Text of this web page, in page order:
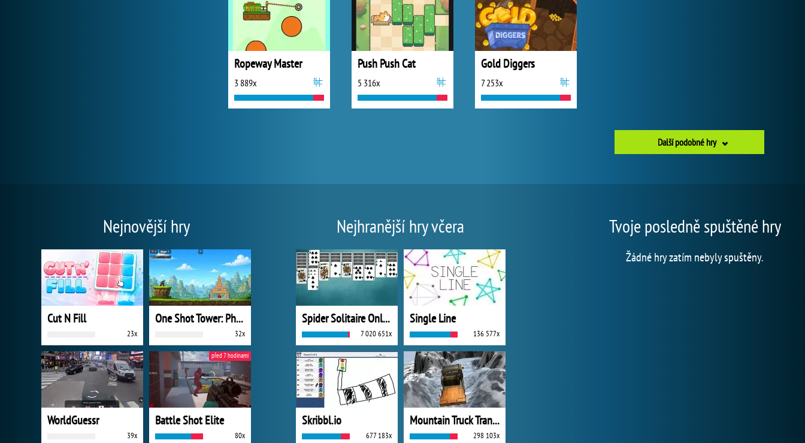
Ropeway Master
3 889x
Push Push Cat
5 316x
Gold Diggers
7 253x
Další podobné hry
Nejnovější hry
Cut N Fill
23x
One Shot Tower: Physics Destroyer
32x
WorldGuessr
39x
Battle Shot Elite
80x
před 7 hodinami
Nejhranější hry včera
Spider Solitaire Online
7 020 651x
Single Line
136 577x
Skribbl.io
677 183x
Mountain Truck Transport
298 103x
Tvoje posledně spuštěné hry
Žádné hry zatím nebyly spuštěny.